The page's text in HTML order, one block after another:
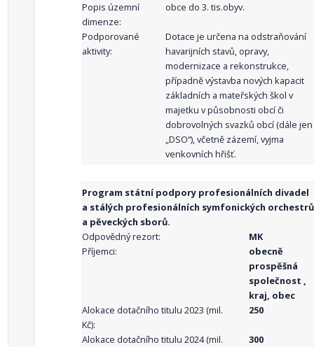
Popis územní
dimenze:
obce do 3. tis.obyv.
Podporované
aktivity:
Dotace je určena na odstraňování
havarijních stavů, opravy,
modernizace a rekonstrukce,
případně výstavba nových kapacit
základních a mateřských škol v
majetku v působnosti obcí či
dobrovolných svazků obcí (dále jen
„DSO“), včetně zázemí, vyjma
venkovních hřišť.
Program státní podpory profesionálních divadel
a stálých profesionálních symfonických orchestrů
a pěveckých sborů.
Odpovědný rezort:
MK
Příjemci:
obecně
prospěšná
společnost ,
kraj, obec
Alokace dotačního titulu 2023 (mil.
Kč):
250
Alokace dotačního titulu 2024 (mil.
300